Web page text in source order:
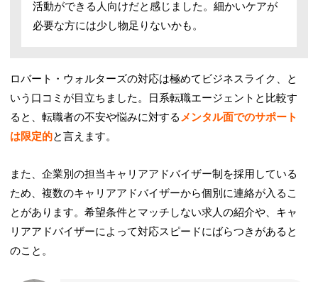
活動ができる人向けだと感じました。細かいケアが
必要な方には少し物足りないかも。
ロバート・ウォルターズの対応は極めてビジネスライク、と
いう口コミが目立ちました。日系転職エージェントと比較す
ると、転職者の不安や悩みに対する メンタル面でのサポート
は限定的と言えます。
また、企業別の担当キャリアアドバイザー制を採用している
ため、複数のキャリアアドバイザーから個別に連絡が入るこ
とがあります。希望条件とマッチしない求人の紹介や、キャ
リアアドバイザーによって対応スピードにばらつきがあると
のこと。